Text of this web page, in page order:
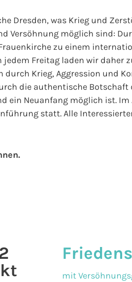
Dresden, was Krieg und
Versöhnung möglich sind:
zu einem
Freitag laden wir daher
durch Krieg, Aggression und
die authentische Botschaft
ein Neuanfang möglich ist. Im
statt. Alle
mit